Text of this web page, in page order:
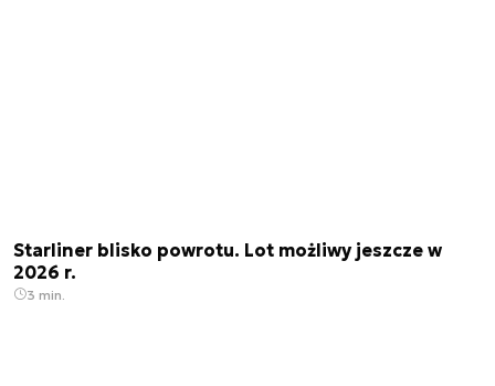
Starliner blisko powrotu. Lot możliwy jeszcze w
2026 r.
3 min.